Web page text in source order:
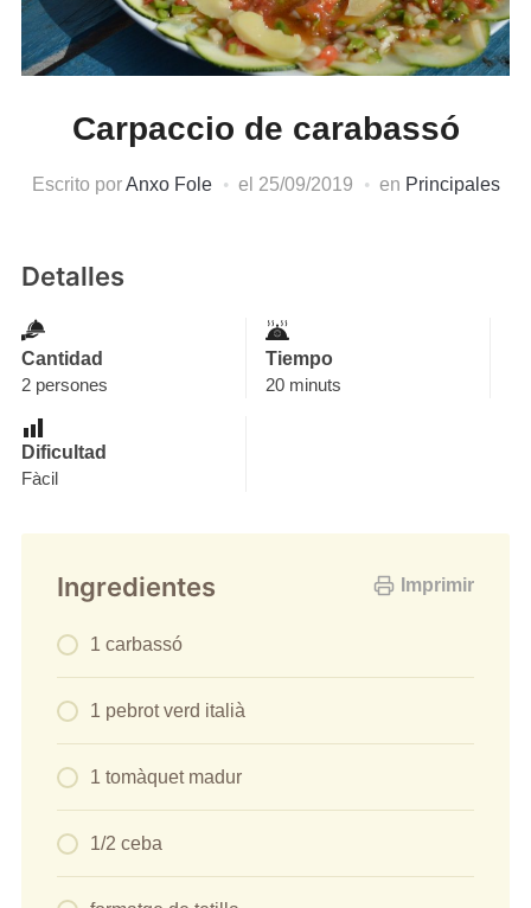
Carpaccio de carabassó
Escrito porAnxo Fole el 25/09/2019 en Principales
Detalles
Cantidad
2 persones
Tiempo
20 minuts
Dificultad
Fàcil
Imprimir
Ingredientes
1 carbassó
1 pebrot verd italià
1 tomàquet madur
1/2 ceba